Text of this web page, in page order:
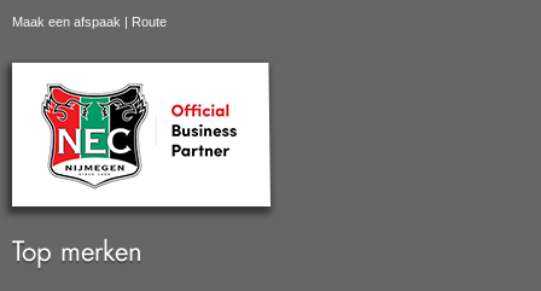
Maak een afspaak Route
Top merken